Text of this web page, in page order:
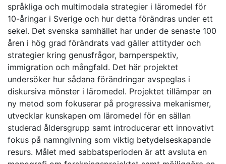
språkliga och multimodala strategier i läromedel för
10-åringar i Sverige och hur detta förändras under ett
sekel. Det svenska samhället har under de senaste 100
åren i hög grad förändrats vad gäller attityder och
strategier kring genusfrågor, barnperspektiv,
immigration och mångfald. Det här projektet
undersöker hur sådana förändringar avspeglas i
diskursiva mönster i läromedel. Projektet tillämpar en
ny metod som fokuserar på progressiva mekanismer,
utvecklar kunskapen om läromedel för en sällan
studerad åldersgrupp samt introducerar ett innovativt
fokus på namngivning som viktig betydelseskapande
resurs. Målet med sabbatsperioden är att avsluta en